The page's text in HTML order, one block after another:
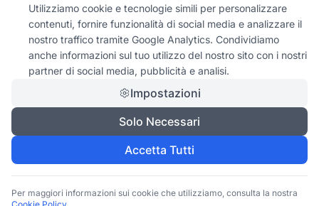
Utilizziamo cookie e tecnologie simili per personalizzare
contenuti, fornire funzionalità di social media e analizzare il
nostro traffico tramite Google Analytics. Condividiamo
anche informazioni sul tuo utilizzo del nostro sito con i nostri
partner di social media, pubblicità e analisi.
Impostazioni
Solo Necessari
Accetta Tutti
Per maggiori informazioni sui cookie che utilizziamo, consulta la nostra